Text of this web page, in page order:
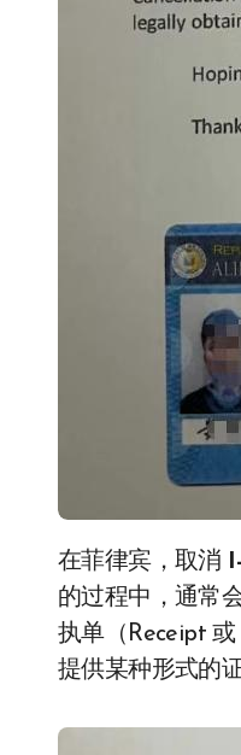
在菲律宾，取消
的过程中，通常
执单（Receipt
提供某种形式的